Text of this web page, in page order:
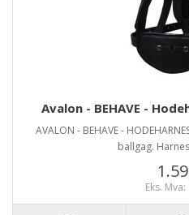
Avalon - BEHAVE -
AVALON - BEHAVE -
ballgag.
Eks.